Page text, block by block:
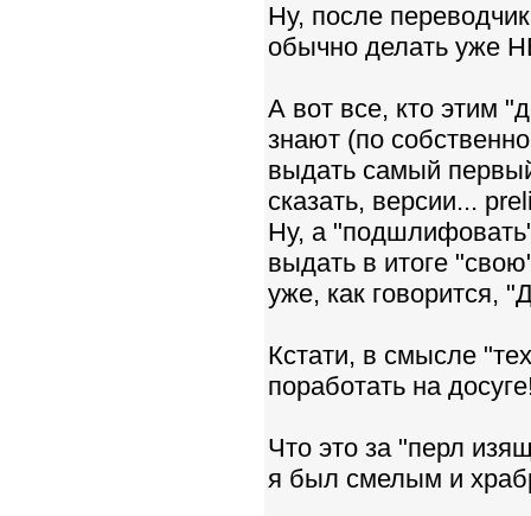
Ну, после
обычно делать уже
А вот все, кто этим
знают (по
выдать самый
сказать, версии...
Ну, а
выдать в итоге
уже, как
Кстати, в смысле
поработать на
Что это за "перл
я был смелым и